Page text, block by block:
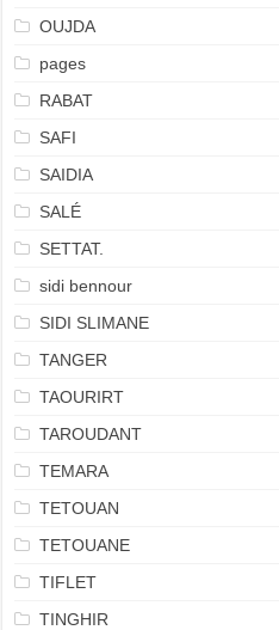
OUJDA
pages
RABAT
SAFI
SAIDIA
SALÉ
SETTAT.
sidi bennour
SIDI SLIMANE
TANGER
TAOURIRT
TAROUDANT
TEMARA
TETOUAN
TETOUANE
TIFLET
TINGHIR